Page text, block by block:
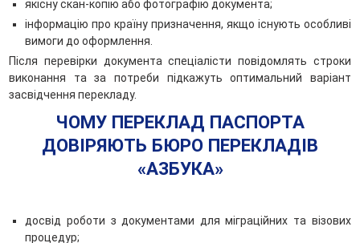
якісну скан-копію або фотографію документа;
інформацію про країну призначення, якщо існують особливі
вимоги до оформлення.
Після перевірки документа спеціалісти повідомлять строки
виконання та за потреби підкажуть оптимальний варіант
засвідчення перекладу.
ЧОМУ ПЕРЕКЛАД ПАСПОРТА
ДОВІРЯЮТЬ БЮРО ПЕРЕКЛАДІВ
«АЗБУКА»
досвід роботи з документами для міграційних та візових
процедур;